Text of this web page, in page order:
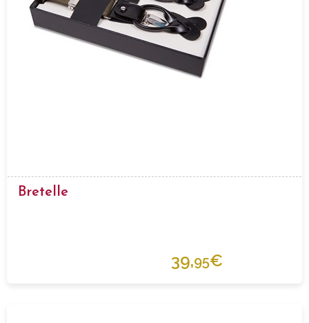
Bretelle
39,95€